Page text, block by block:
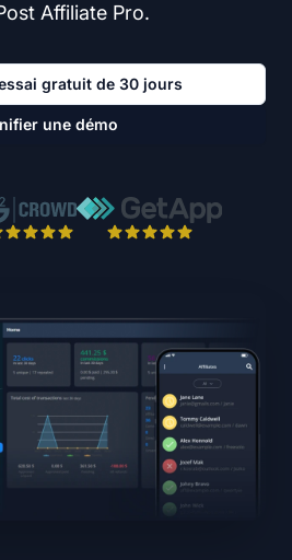
Affiliate Pro.
gratuit de 30 jours
une démo